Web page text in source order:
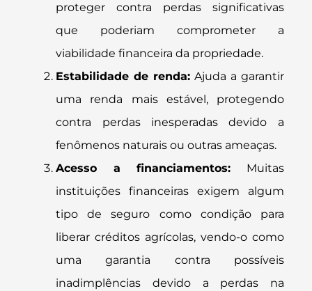
proteger contra perdas significativas
que poderiam comprometer a
viabilidade financeira da propriedade.
Estabilidade de renda: Ajuda a garantir
uma renda mais estável, protegendo
contra perdas inesperadas devido a
fenômenos naturais ou outras ameaças.
Acesso a financiamentos: Muitas
instituições financeiras exigem algum
tipo de seguro como condição para
liberar créditos agrícolas, vendo-o como
uma garantia contra possíveis
inadimplências devido a perdas na